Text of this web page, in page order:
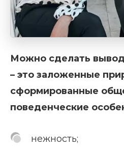
Можно сделать
– это заложенные
сформированные
поведенческие
нежность;